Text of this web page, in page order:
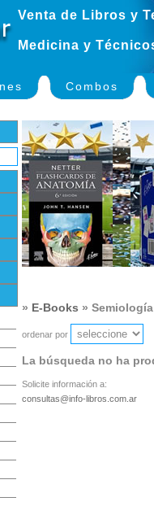
Venta de Libros y
Medicina y
Combos
» E-Books » Semiología
ordenar por
La búsqueda no ha
Solicite información a:
consultas@info-libros.com.ar